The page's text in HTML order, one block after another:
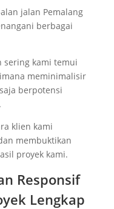
jalan Pemalang
berbagai
sering kami temui
meminimalisir
berpotensi
klien kami
membuktikan
proyek kami.
Responsif
Lengkap